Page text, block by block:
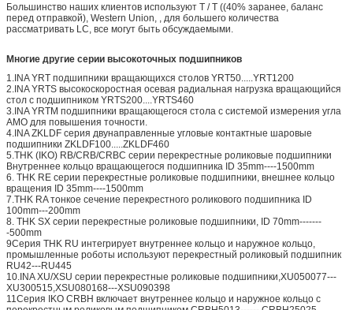
Большинство наших клиентов используют T / T ((40% заранее, баланс
перед отправкой), Western Union, , для большего количества
рассматривать LC, все могут быть обсуждаемыми.
Многие другие серии высокоточных подшипников
1.INA YRT подшипники вращающихся столов YRT50.....YRT1200
2.INA YRTS высокоскоростная осевая радиальная нагрузка вращающийся
стол с подшипником YRTS200....YRTS460
3.INA YRTM подшипники вращающегося стола с системой измерения угла
AMO для повышения точности.
4.INA ZKLDF серия двунаправленные угловые контактные шаровые
подшипники ZKLDF100.....ZKLDF460
5.THK (IKO) RB/CRB/CRBC серии перекрестные роликовые подшипники
Внутреннее кольцо вращающегося подшипника ID 35mm----1500mm
6. THK RE серии перекрестные роликовые подшипники, внешнее кольцо
вращения ID 35mm----1500mm
7.THK RA тонкое сечение перекрестного роликового подшипника ID
100mm---200mm
8. THK SX серии перекрестные роликовые подшипники, ID 70mm-------
-500mm
9Серия THK RU интегрирует внутреннее кольцо и наружное кольцо,
промышленные роботы используют перекрестный роликовый подшипник
RU42---RU445
10.INA XU/XSU серии перекрестные роликовые подшипники,XU050077---
XU300515,XSU080168---XSU090398
11Серия IKO CRBH включает внутреннее кольцо и наружное кольцо с